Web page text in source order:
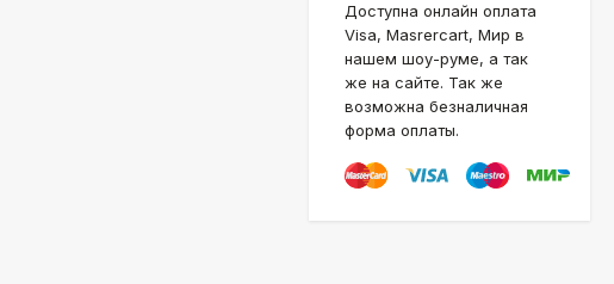
Доступна онлайн оплата
Visa, Masrercart, Мир в
нашем шоу-руме, а так
же на сайте. Так же
возможна безналичная
форма оплаты.